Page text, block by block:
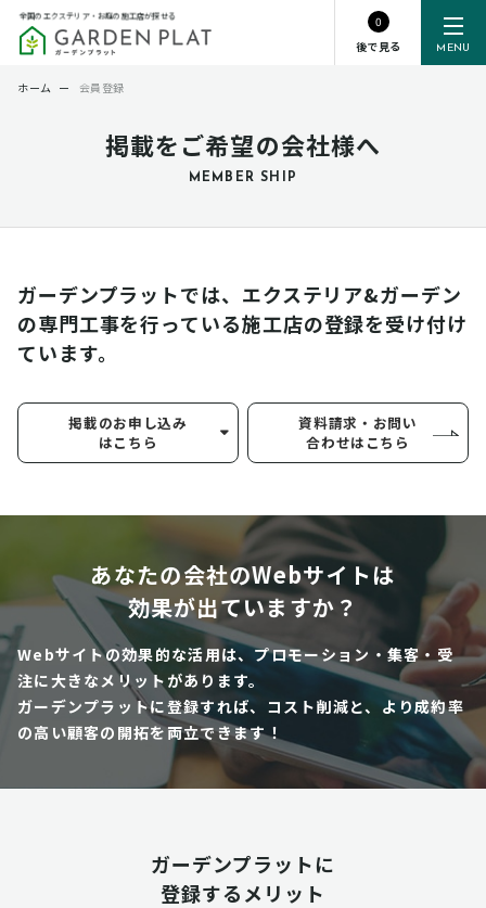
MENU
全国のエクステリア・お庭の施工店が探せる
0
後で見る
掲載をご希望の会社様へ
MEMBER SHIP
ホーム ー 会員登録
ガーデンプラットでは、エクステリア&ガーデン
の専門工事を行っている施工店の登録を受け付け
ています。
掲載のお申し込み
はこちら
資料請求・お問い
合わせはこちら
あなたの会社のWebサイトは
効果が出ていますか？
Webサイトの効果的な活用は、プロモーション・集客・受
注に大きなメリットがあります。
ガーデンプラットに登録すれば、コスト削減と、より成約率
の高い顧客の開拓を両立できます！
ガーデンプラットに
登録するメリット